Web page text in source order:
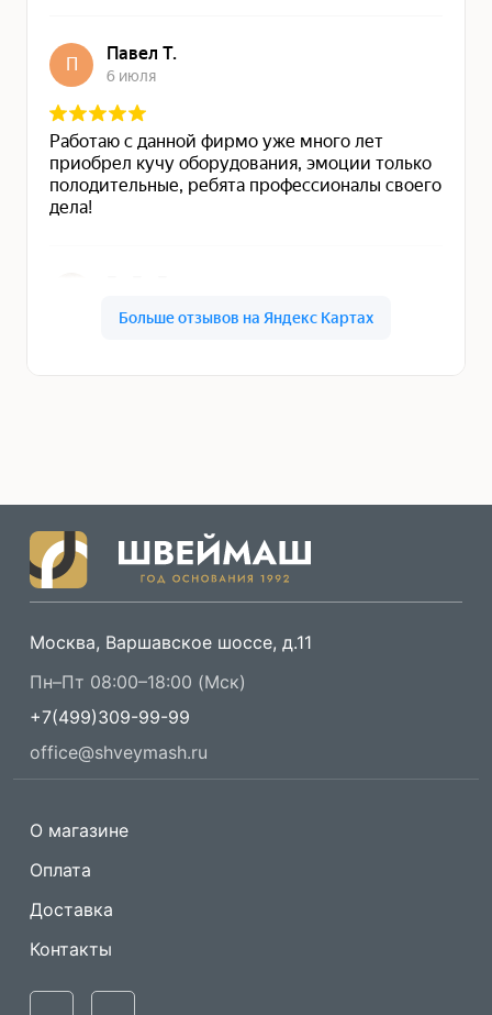
Москва, Варшавское шоссе, д.11
Пн–Пт 08:00–18:00 (Мск)
+7(499)309-99-99
office@shveymash.ru
О магазине
Оплата
Доставка
Контакты